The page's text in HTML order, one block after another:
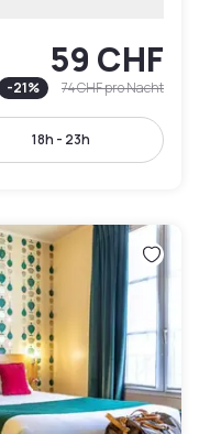
59 CHF
-21% 74 CHFpro Nacht
18h - 23h